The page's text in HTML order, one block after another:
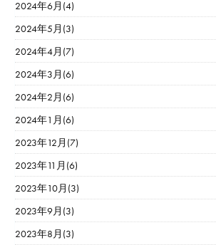
2024年6月(4)
2024年5月(3)
2024年4月(7)
2024年3月(6)
2024年2月(6)
2024年1月(6)
2023年12月(7)
2023年11月(6)
2023年10月(3)
2023年9月(3)
2023年8月(3)